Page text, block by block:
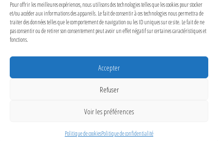
Pour offrir les meilleures expériences, nous utilisons des technologies telles que les cookies pour stocker
et/ou accéder aux informations des appareils. Le fait de consentir à ces technologies nous permettra de
traiter des données telles que le comportement de navigation ou les ID uniques sur ce site. Le fait de ne
pas consentir ou de retirer son consentement peut avoir un effet négatif sur certaines caractéristiques et
fonctions.
Accepter
Refuser
Voir les préférences
Politique de cookiesPolitique de confidentialité
Politique de cookies (UE)